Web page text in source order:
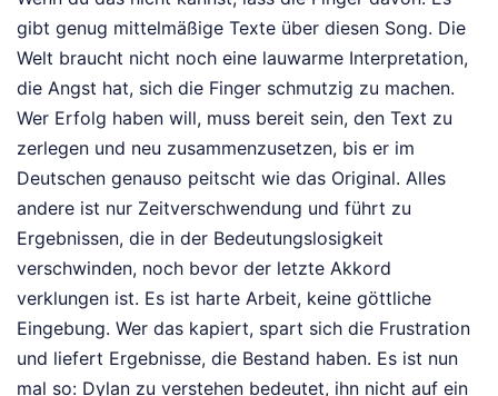
gibt genug mittelmäßige Texte über diesen Song. Die
Welt braucht nicht noch eine lauwarme Interpretation,
die Angst hat, sich die Finger schmutzig zu machen.
Wer Erfolg haben will, muss bereit sein, den Text zu
zerlegen und neu zusammenzusetzen, bis er im
Deutschen genauso peitscht wie das Original. Alles
andere ist nur Zeitverschwendung und führt zu
Ergebnissen, die in der Bedeutungslosigkeit
verschwinden, noch bevor der letzte Akkord
verklungen ist. Es ist harte Arbeit, keine göttliche
Eingebung. Wer das kapiert, spart sich die Frustration
und liefert Ergebnisse, die Bestand haben. Es ist nun
mal so: Dylan zu verstehen bedeutet, ihn nicht auf ein